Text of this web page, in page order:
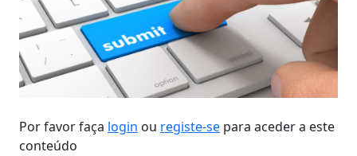
Por favor faça login ou registe-se para aceder a este
conteúdo